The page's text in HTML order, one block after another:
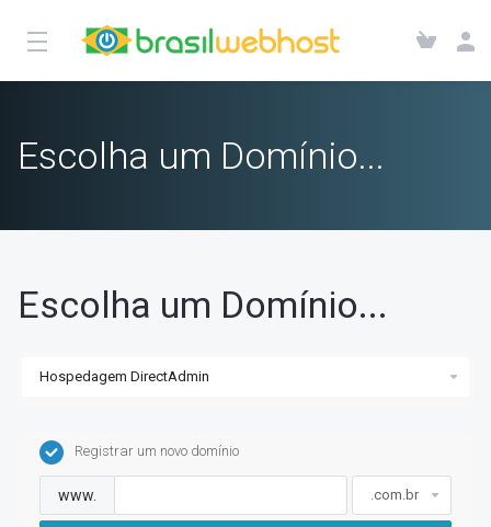
Escolha um Domínio...
Escolha um Domínio...
Registrar um novo domínio
www.